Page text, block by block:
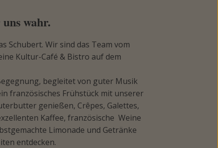
wahr.
Schubert. Wir sind das Team vom
Kultur-Café & Bistro auf dem
begleitet von guter Musik
französisches Frühstück mit unserer
genießen, Crêpes, Galettes,
Kaffee, französische Weine
Limonade und Getränke
entdecken.